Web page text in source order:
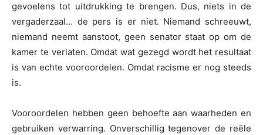
gevoelens tot uitdrukking te brengen. Dus, niets in de
vergaderzaal… de pers is er niet. Niemand schreeuwt,
niemand neemt aanstoot, geen senator staat op om de
kamer te verlaten. Omdat wat gezegd wordt het resultaat
is van echte vooroordelen. Omdat racisme er nog steeds
is.
Vooroordelen hebben geen behoefte aan waarheden en
gebruiken verwarring. Onverschillig tegenover de reële